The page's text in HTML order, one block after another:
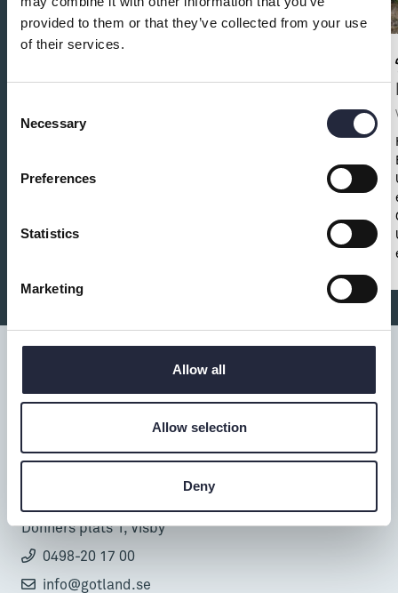
provided to them or that they’ve collected from your use
of their services.
Selection
Necessary
Preferences
Statistics
Marketing
Allow all
Allow selection
Deny
som ett proffs!
Turistbyrå
Donners plats 1, Visby
0498-20 17 00
info@gotland.se